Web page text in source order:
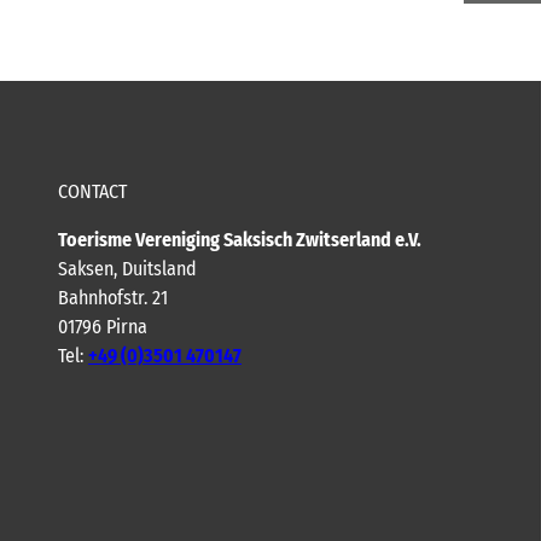
CONTACT
Toerisme Vereniging Saksisch Zwitserland e.V.
Saksen, Duitsland
Bahnhofstr. 21
01796 Pirna
Tel: +49 (0)3501 470147